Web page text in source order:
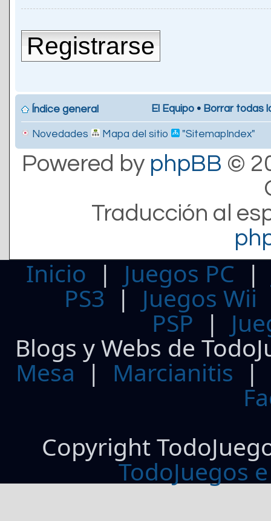
Registrarse
Índice general El Equipo • Borrar todas
Novedades Mapa del sitio "SitemapIndex"
Powered by phpBB ©
Traducción al
Inicio | Juegos PC
PS3| Juegos Wii
PSP |
Blogs y Webs de
Mesa | Marcianitis |
Copyright
TodoJuegos